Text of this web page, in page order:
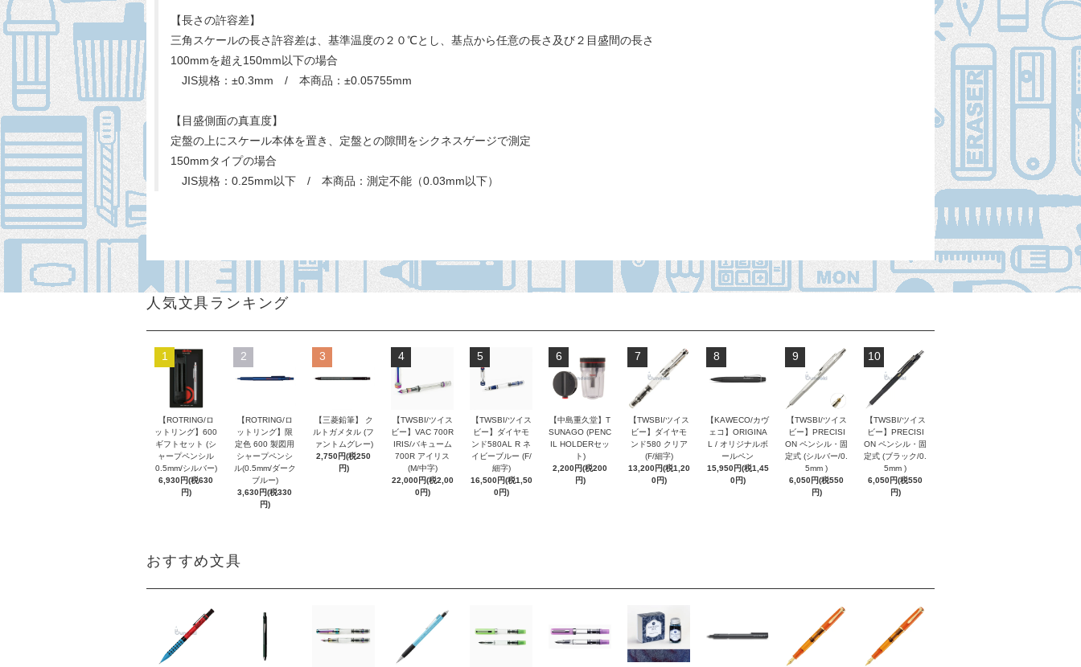
【長さの許容差】
三角スケールの長さ許容差は、基準温度の２０℃とし、基点から任意の長さ及び２目盛間の長さ
100mmを超え150mm以下の場合
JIS規格：±0.3mm / 本商品：±0.05755mm
【目盛側面の真直度】
定盤の上にスケール本体を置き、定盤との隙間をシクネスゲージで測定
150mmタイプの場合
JIS規格：0.25mm以下 / 本商品：測定不能（0.03mm以下）
人気文具ランキング
1
【ROTRING/ロ
ットリング】600
ギフトセット (シ
ャープペンシル
0.5mm/シルバー)
6,930円(税630
円)
2
【ROTRING/ロ
ットリング】限
定色 600 製図用
シャープペンシ
ル(0.5mm/ダーク
ブルー)
3,630円(税330
円)
3
【三菱鉛筆】 ク
ルトガメタル (フ
ァントムグレー)
2,750円(税250
円)
4
【TWSBI/ツイス
ビー】VAC 700R
IRIS/バキューム
700R アイリス
(M/中字)
22,000円(税2,00
0円)
5
【TWSBI/ツイス
ビー】ダイヤモ
ンド580AL R ネ
イビーブルー (F/
細字)
16,500円(税1,50
0円)
6
【中島重久堂】T
SUNAGO (PENC
IL HOLDERセッ
ト)
2,200円(税200
円)
7
【TWSBI/ツイス
ビー】ダイヤモ
ンド580 クリア
(F/細字)
13,200円(税1,20
0円)
8
【KAWECO/カヴ
ェコ】ORIGINA
L / オリジナルボ
ールペン
15,950円(税1,45
0円)
9
【TWSBI/ツイス
ビー】PRECISI
ON ペンシル・固
定式 (シルバー/0.
5mm )
6,050円(税550
円)
10
【TWSBI/ツイス
ビー】PRECISI
ON ペンシル・固
定式 (ブラック/0.
5mm )
6,050円(税550
円)
おすすめ文具